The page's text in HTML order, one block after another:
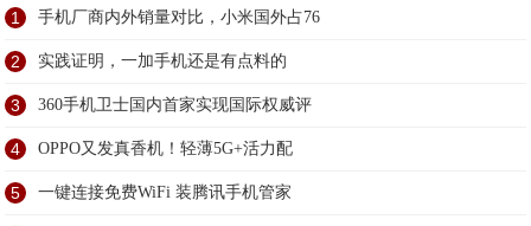
1 手机厂商内外销量对比，小米国外占76
2 实践证明，一加手机还是有点料的
3 360手机卫士国内首家实现国际权威评
4 OPPO又发真香机！轻薄5G+活力配
5 一键连接免费WiFi 装腾讯手机管家